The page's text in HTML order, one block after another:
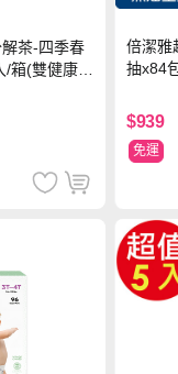
解茶-四季春
箱(雙健康認
倍潔雅
抽x84
$939
免運